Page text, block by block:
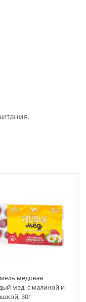
медовая
мед, с малиной и
30г